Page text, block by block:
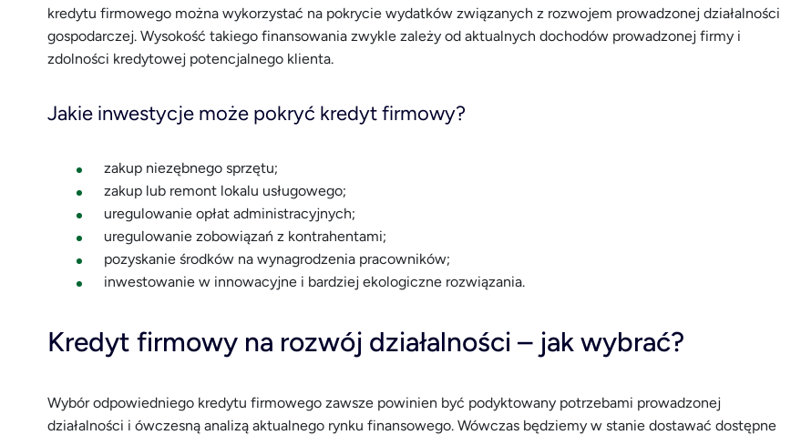
kredytu firmowego można wykorzystać na pokrycie wydatków związanych z rozwojem prowadzonej działalności
gospodarczej. Wysokość takiego finansowania zwykle zależy od aktualnych dochodów prowadzonej firmy i
zdolności kredytowej potencjalnego klienta.
Jakie inwestycje może pokryć kredyt firmowy?
zakup niezębnego sprzętu;
zakup lub remont lokalu usługowego;
uregulowanie opłat administracyjnych;
uregulowanie zobowiązań z kontrahentami;
pozyskanie środków na wynagrodzenia pracowników;
inwestowanie w innowacyjne i bardziej ekologiczne rozwiązania.
Kredyt firmowy na rozwój działalności – jak wybrać?
Wybór odpowiedniego kredytu firmowego zawsze powinien być podyktowany potrzebami prowadzonej
działalności i ówczesną analizą aktualnego rynku finansowego. Wówczas będziemy w stanie dostawać dostępne